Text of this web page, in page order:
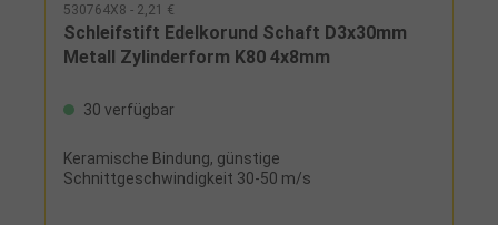
530764X8 - 2,21 €
Schleifstift Edelkorund Schaft D3x30mm
Metall Zylinderform K80 4x8mm
30 verfügbar
Keramische Bindung, günstige
Schnittgeschwindigkeit 30-50 m/s